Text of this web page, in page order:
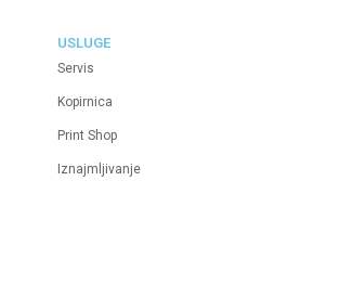
USLUGE
Servis
Kopirnica
Print Shop
Iznajmljivanje